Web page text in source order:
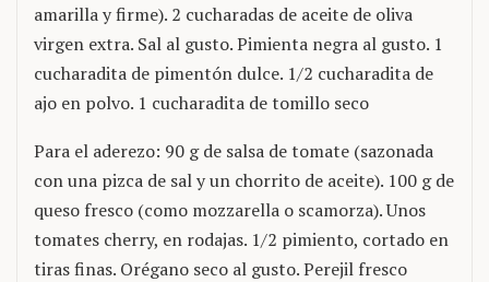
amarilla y firme). 2 cucharadas de aceite de oliva
virgen extra. Sal al gusto. Pimienta negra al gusto. 1
cucharadita de pimentón dulce. 1/2 cucharadita de
ajo en polvo. 1 cucharadita de tomillo seco
Para el aderezo: 90 g de salsa de tomate (sazonada
con una pizca de sal y un chorrito de aceite). 100 g de
queso fresco (como mozzarella o scamorza). Unos
tomates cherry, en rodajas. 1/2 pimiento, cortado en
tiras finas. Orégano seco al gusto. Perejil fresco